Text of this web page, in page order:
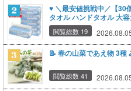
♥️ ＼最安値挑戦中／【30
タオル ハンドタオル 大
り×6袋セット 送料無料
閲覧総数 19
閲覧総数 41